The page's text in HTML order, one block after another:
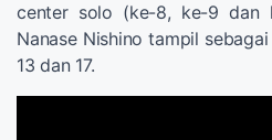
center solo (ke-8, ke-9 dan
Nanase Nishino tampil
13 dan 17.